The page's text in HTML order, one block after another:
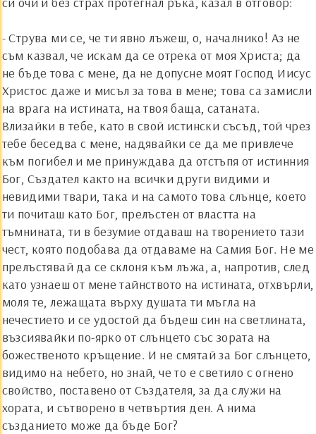
- Струва ми се, че ти явно лъжеш, о, началнико! Аз не
съм казвал, че искам да се отрека от моя Христа; да
не бъде това с мене, да не допусне моят Господ Иисус
Христос даже и мисъл за това в мене; това са замисли
на врага на истината, на твоя баща, сатаната.
Влизайки в тебе, като в свой истински съсъд, той чрез
тебе беседва с мене, надявайки се да ме привлече
към погибел и ме принуждава да отстъпя от истинния
Бог, Създател както на всички други видими и
невидими твари, така и на самото това слънце, което
ти почиташ като Бог, прелъстен от властта на
тъмнината, ти в безумие отдаваш на творението тази
чест, която подобава да отдаваме на Самия Бог. Не ме
прелъстявай да се склоня към лъжа, а, напротив, след
като узнаеш от мене тайнството на истината, отхвърли,
моля те, лежащата върху душата ти мъгла на
нечестието и се удостой да бъдеш син на светлината,
възсиявайки по-ярко от слънцето със зората на
божественото кръщение. И не смятай за Бог слънцето,
видимо на небето, но знай, че то е светило с огнено
свойство, поставено от Създателя, за да служи на
хората, и сътворено в четвъртия ден. А нима
създанието може да бъде Бог?